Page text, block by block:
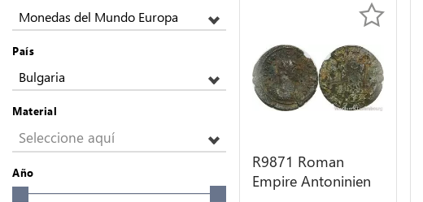
Monedas del Mundo Europa
País
Bulgaria
Material
Seleccione aquí
Año
R9871 Roman
Empire Antoninien